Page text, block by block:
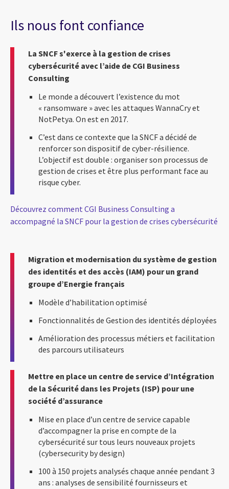
Ils nous font confiance
La SNCF s'exerce à la gestion de crises
cybersécurité avec l’aide de CGI Business
Consulting
Le monde a découvert l’existence du mot
« ransomware » avec les attaques WannaCry et
NotPetya. On est en 2017.
C’est dans ce contexte que la SNCF a décidé de
renforcer son dispositif de cyber-résilience.
L’objectif est double : organiser son processus de
gestion de crises et être plus performant face au
risque cyber.
Découvrez comment CGI Business Consulting a
accompagné la SNCF pour la gestion de crises cybersécurité
Migration et modernisation du système de gestion
des identités et des accès (IAM) pour un grand
groupe d’Energie français
Modèle d’habilitation optimisé
Fonctionnalités de Gestion des identités déployées
Amélioration des processus métiers et facilitation
des parcours utilisateurs
Mettre en place un centre de service d’Intégration
de la Sécurité dans les Projets (ISP) pour une
société d’assurance
Mise en place d’un centre de service capable
d’accompagner la prise en compte de la
cybersécurité sur tous leurs nouveaux projets
(cybersecurity by design)
100 à 150 projets analysés chaque année pendant 3
ans : analyses de sensibilité fournisseurs et